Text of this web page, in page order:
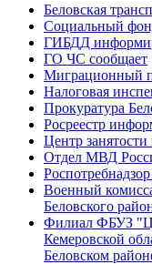
Беловская
Социальный
ГИБДД
ГО ЧС сообщает
Миграционный
Налоговая
Прокуратура
Росреестр
Центр
Отдел МВД
Военный
Беловского
Филиал ФБУЗ
Кемеровской
Беловском